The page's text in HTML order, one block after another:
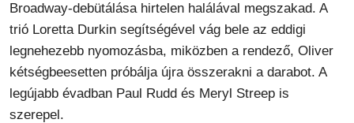
Broadway-debütálása hirtelen halálával megszakad. A
trió Loretta Durkin segítségével vág bele az eddigi
legnehezebb nyomozásba, miközben a rendező, Oliver
kétségbeesetten próbálja újra összerakni a darabot. A
legújabb évadban Paul Rudd és Meryl Streep is
szerepel.